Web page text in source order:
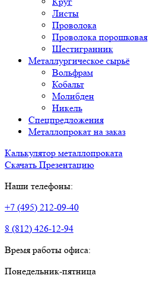
Листы
Проволока
Проволока порошковая
Шестигранник
Металлургическое сырьё
Вольфрам
Кобальт
Молибден
Никель
Спецпредложения
Металлопрокат на заказ
Калькулятор металлопроката
Скачать Презентацию
Наши телефоны:
+7 (495) 212-09-40
8 (812) 426-12-94
Время работы офиса:
Понедельник-пятница